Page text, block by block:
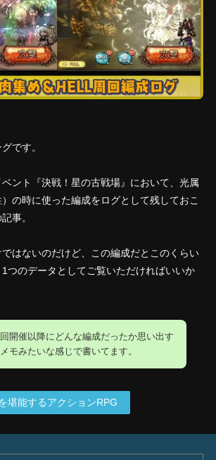
です。
ント『決戦！星の古戦場』において、光属
の時に使った編成をログとして残しておこ
事。
はないのだけど、この編成だとこのくらい
つのデータとしてご覧いただければいいか
開催以降にどんな編成だったか思い出す
モみたいな感じで書いてます。
堪能するアクションRPG